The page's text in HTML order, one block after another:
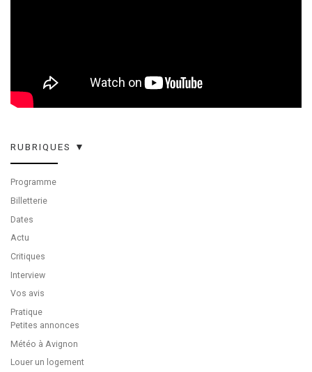
RUBRIQUES ▼
Programme
Billetterie
Dates
Actu
Critiques
Interview
Vos avis
Pratique
Petites annonces
Météo à Avignon
Louer un logement